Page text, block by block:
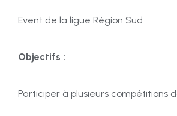
Event de la ligue Région Sud
Objectifs :
Participer à plusieurs compétitions